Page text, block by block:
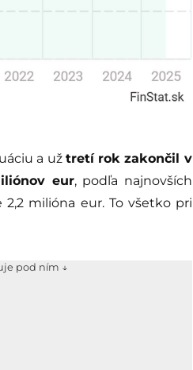
a už tretí rok zakončil v
eur, podľa najnovších
2,2 milióna eur. To všetko pri
pod ním ↓